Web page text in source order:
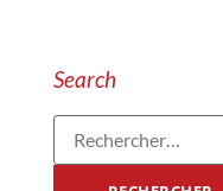
Search